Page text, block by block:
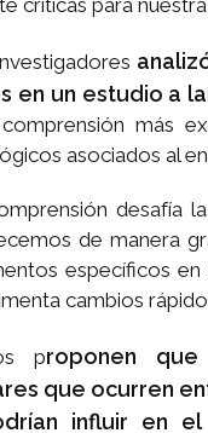
críticas para nuestra
en un estudio a
más
asociados al
desafía
de manera
específicos
cambios
proponen
que ocurren
influir en